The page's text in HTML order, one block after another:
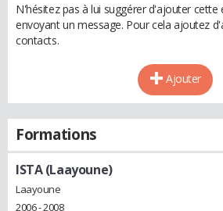
N'hésitez pas à lui suggérer d'ajouter cette
envoyant un message. Pour cela ajoutez
contacts.
Ajouter
Formations
ISTA (Laayoune)
Laayoune
2006 - 2008